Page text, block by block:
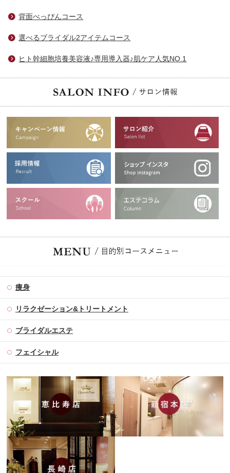
背面べっぴんコース
選べるブライダル2アイテムコース
ヒト幹細胞培養美容液♪専用導入器♪肌ケア人気NO.1
痩身
リラクゼーション&トリートメント
ブライダルエステ
フェイシャル